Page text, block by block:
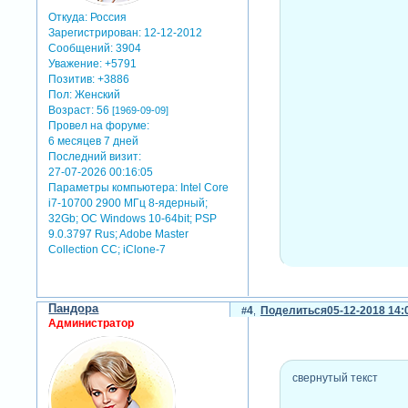
вязаная анимация в
Откуда: Россия
Зарегистрирован: 12-12-2012
Сообщений: 3904
Уважение: +5791
Позитив: +3886
Пол: Женский
Возраст: 56[1969-09-09]
Провел на форуме:
6 месяцев 7 дней
Последний визит:
27-07-2026 00:16:05
Параметры компьютера: Intel Core
i7-10700 2900 МГц 8-ядерный;
32Gb; ОС Windows 10-64bit; PSP
9.0.3797 Rus; Adobe Master
Collection СС; iClone-7
Поделиться
4 05-12-2018
Пандора
Администратор
свернутый текст